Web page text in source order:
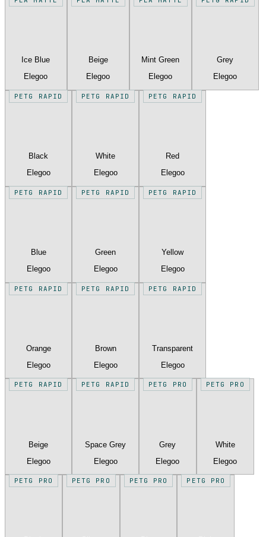
Ice Blue
Elegoo
Beige
Elegoo
Mint Green
Elegoo
Grey
Elegoo
PETG RAPID
Black
Elegoo
PETG RAPID
White
Elegoo
PETG RAPID
Red
Elegoo
PETG RAPID
Blue
Elegoo
PETG RAPID
Green
Elegoo
PETG RAPID
Yellow
Elegoo
PETG RAPID
Orange
Elegoo
PETG RAPID
Brown
Elegoo
PETG RAPID
Transparent
Elegoo
PETG RAPID
Beige
Elegoo
PETG RAPID
Space Grey
Elegoo
PETG PRO
Grey
Elegoo
PETG PRO
White
Elegoo
PETG PRO PETG PRO PETG PRO PETG PRO